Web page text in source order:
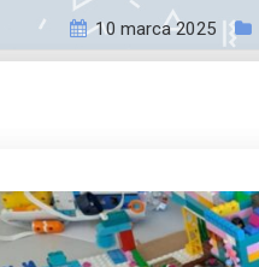
10 marca 2025